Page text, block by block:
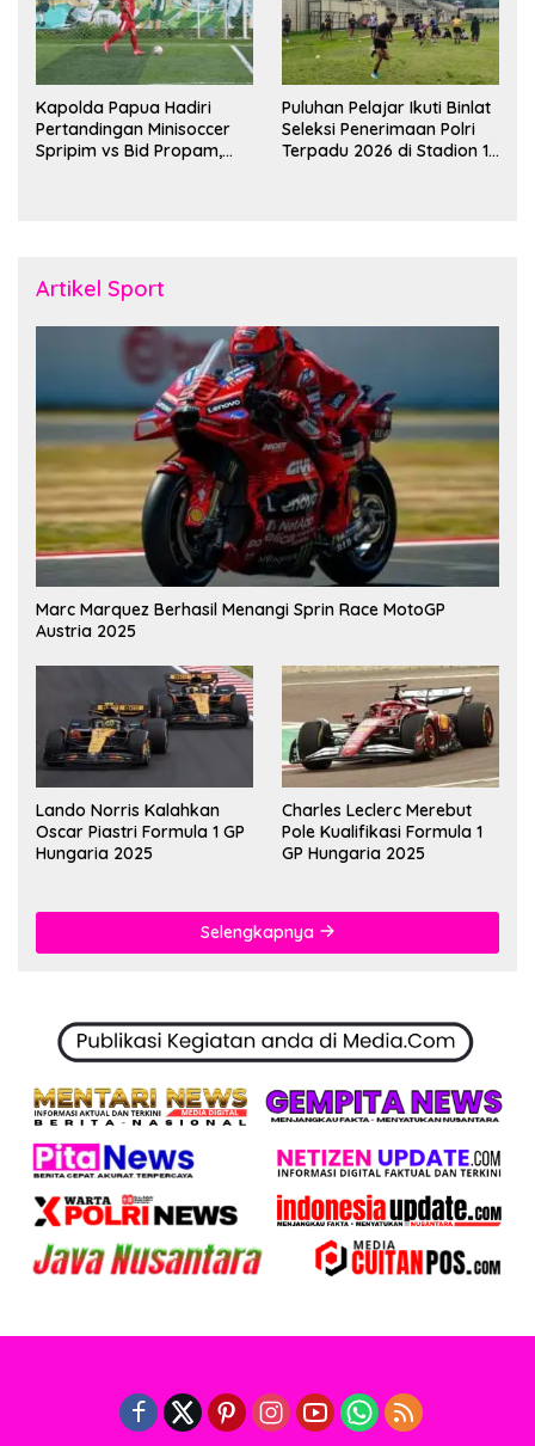
Kapolda Papua Hadiri
Pertandingan Minisoccer
Spripim vs Bid Propam,
Puluhan Pelajar Ikuti Binlat
Seleksi Penerimaan Polri
Terpadu 2026 di Stadion 16
Artikel Sport
Marc Marquez Berhasil Menangi Sprin Race MotoGP
Austria 2025
Lando Norris Kalahkan
Oscar Piastri Formula 1 GP
Hungaria 2025
Charles Leclerc Merebut
Pole Kualifikasi Formula 1
GP Hungaria 2025
Selengkapnya